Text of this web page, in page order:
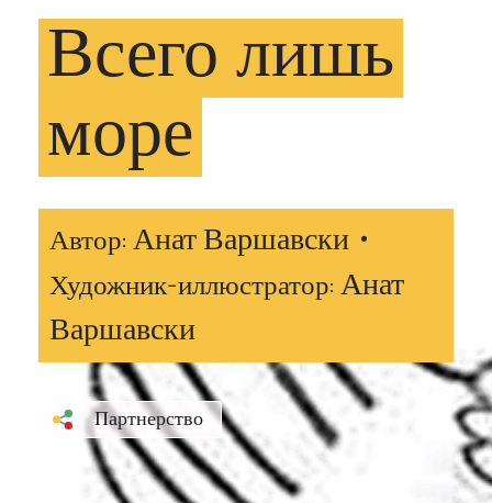
Всего лишь
море
Автор: Анат Варшавски •
Художник-иллюстратор: Анат
Варшавски
Партнерство